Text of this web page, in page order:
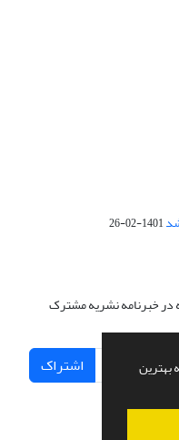
بهترین
1401-02-26
در خبرنامه نشریه مشترک
اشتراک